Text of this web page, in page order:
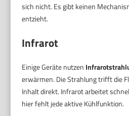
sich nicht. Es gibt keinen
entzieht.
Infrarot
Einige Geräte nutzen
erwärmen. Die Strahlung trifft die
Inhalt direkt. Infrarot arbeitet
hier fehlt jede aktive Kühlfunktion.